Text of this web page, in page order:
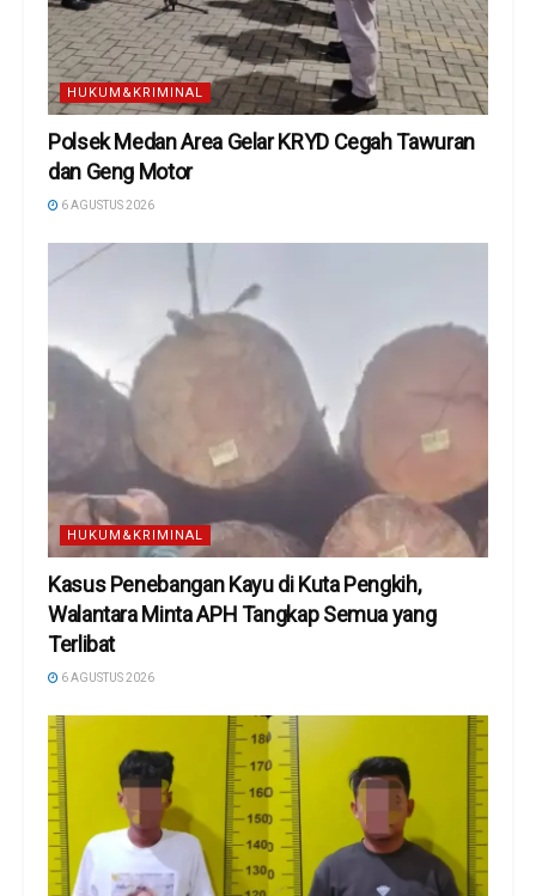
HUKUM&KRIMINAL
Polsek Medan Area Gelar KRYD Cegah Tawuran
dan Geng Motor
6 AGUSTUS 2026
HUKUM&KRIMINAL
Kasus Penebangan Kayu di Kuta Pengkih,
Walantara Minta APH Tangkap Semua yang
Terlibat
6 AGUSTUS 2026